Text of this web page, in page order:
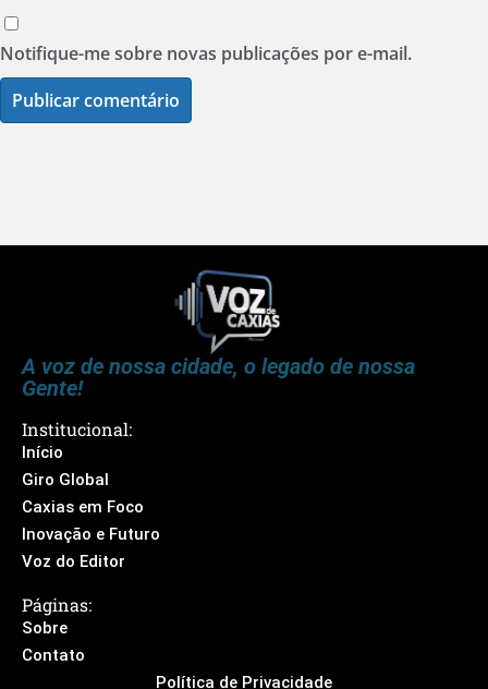
Notifique-me sobre novas publicações por e-mail.
A voz de nossa cidade, o legado de nossa
Gente!
Institucional:
Início
Giro Global
Caxias em Foco
Inovação e Futuro
Voz do Editor
Páginas:
Sobre
Contato
Política de Privacidade